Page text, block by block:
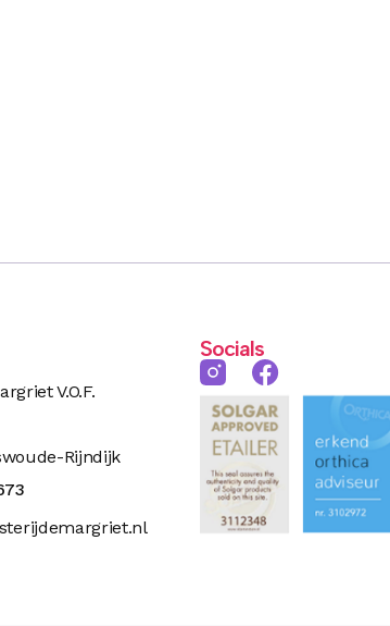
V.O.F.
Rijndijk
Socials